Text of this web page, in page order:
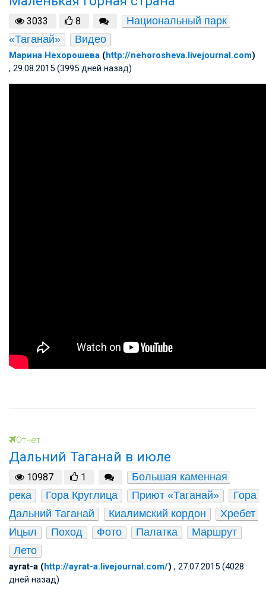
3033 8
Национальный парк
«Таганай»
Видео
Марина Нехорошева (http://nehorosheva.livejournal.com)
, 29.08.2015 (3995 дней назад)
Отчет
Дальний Таганай в июле
10987 1
Большая каменная
река
Гора Круглица Приют «Таганай»
Гора
Дальний Таганай
Киалимский кордон
Хребет
Ицыл
Поход Фото Палатка
Маршрут
Лето
ayrat-a (http://ayrat-a.livejournal.com/) , 27.07.2015 (4028
дней назад)